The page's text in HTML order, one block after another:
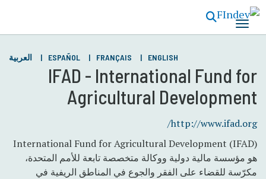
الرئيسي
IFAD - International Fund for
Agricultural Development
http://www.ifad.org/
International Fund for Agricultural Development (IFAD)
هو مؤسسة مالية دولية ووكالة متخصصة تابعة للأمم المتحدة،
مكرّسة للقضاء على الفقر والجوع في المناطق الريفية في
ENGLISH
FRANÇAIS
ESPAÑOL العربية